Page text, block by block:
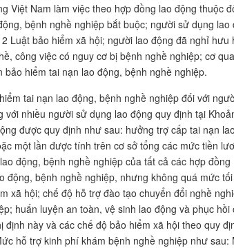
Việt Nam làm việc theo hợp đồng lao động thuộc
bệnh nghề nghiệp bắt buộc; người sử dụng lao
Luật bảo hiểm xã hội; người lao động đã nghỉ hưu
công việc có nguy cơ bị bệnh nghề nghiệp; cơ
bảo hiểm tai nạn lao động, bệnh nghề nghiệp.
tai nạn lao động, bệnh nghề nghiệp đối với
với nhiều người sử dụng lao động quy định tại
được quy định như sau: hưởng trợ cấp tai nạn
một lần được tính trên cơ sở tổng các mức tiền
động, bệnh nghề nghiệp của tất cả các hợp
động, bệnh nghề nghiệp, nhưng không quá mức
xã hội; chế độ hỗ trợ đào tạo chuyển đổi nghề
huấn luyện an toàn, vệ sinh lao động và phục hồi
định này và các chế độ bảo hiểm xã hội theo quy
hỗ trợ kinh phí khám bệnh nghề nghiệp như sau: